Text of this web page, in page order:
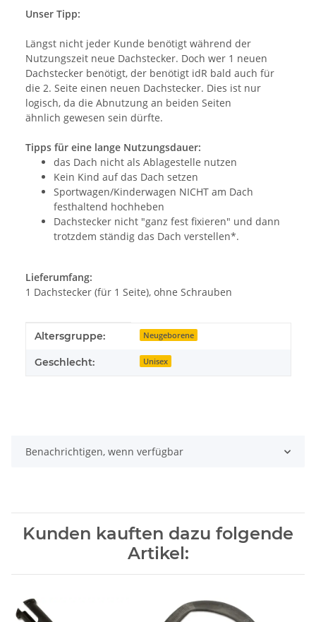
Unser Tipp:
Längst nicht jeder Kunde benötigt während der
Nutzungszeit neue Dachstecker. Doch wer 1 neuen
Dachstecker benötigt, der benötigt idR bald auch für
die 2. Seite einen neuen Dachstecker. Dies ist nur
logisch, da die Abnutzung an beiden Seiten
ähnlich gewesen sein dürfte.
Tipps für eine lange Nutzungsdauer:
das Dach nicht als Ablagestelle nutzen
Kein Kind auf das Dach setzen
Sportwagen/Kinderwagen NICHT am Dach
festhaltend hochheben
Dachstecker nicht "ganz fest fixieren" und dann
trotzdem ständig das Dach verstellen*.
Lieferumfang:
1 Dachstecker (für 1 Seite), ohne Schrauben
Produkteigenschaft
Wert
Altersgruppe: Neugeborene
Geschlecht: Unisex
Benachrichtigen, wenn verfügbar
Kunden kauften dazu folgende
Artikel: